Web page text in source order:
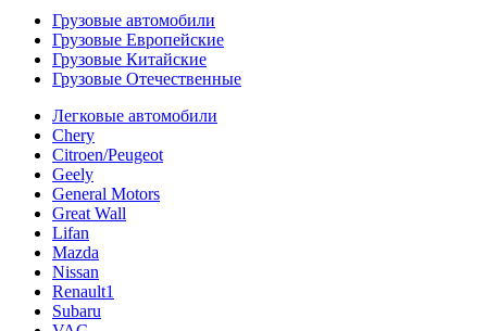
Грузовые автомобили
Грузовые Европейские
Грузовые Китайские
Грузовые Отечественные
Легковые автомобили
Chery
Citroen/Peugeot
Geely
General Motors
Great Wall
Lifan
Mazda
Nissan
Renault1
Subaru